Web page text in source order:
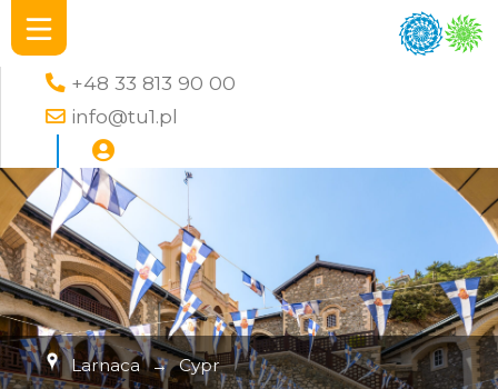
+48 33 813 90 00
info@tu1.pl
Larnaca → Cypr